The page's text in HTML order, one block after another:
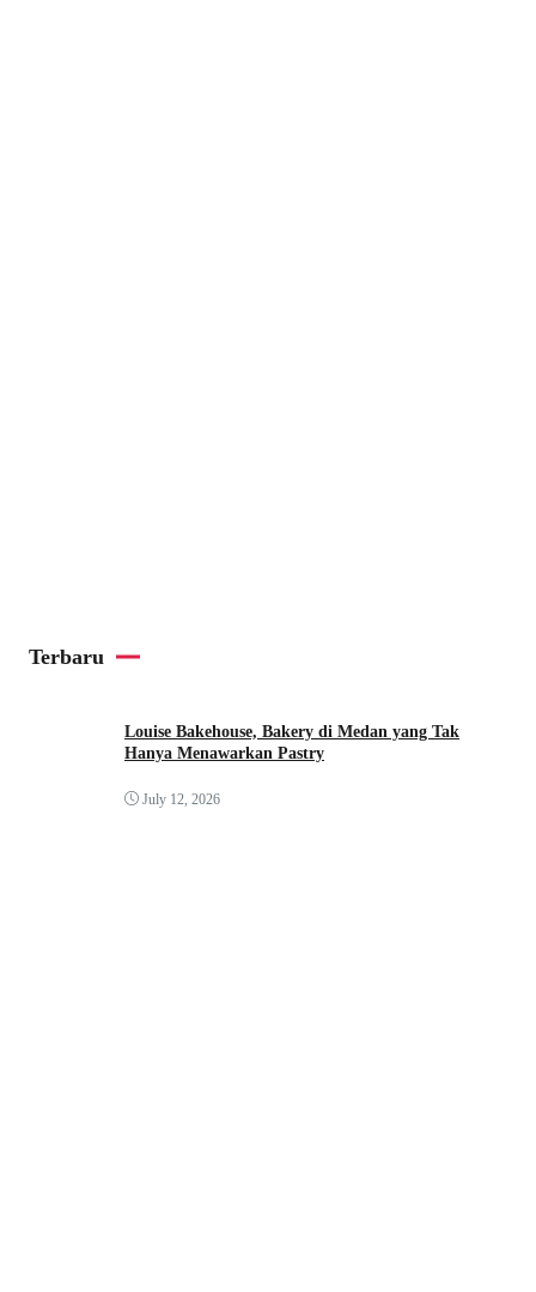
Terbaru
Louise Bakehouse, Bakery di Medan yang Tak
Hanya Menawarkan Pastry
July 12, 2026